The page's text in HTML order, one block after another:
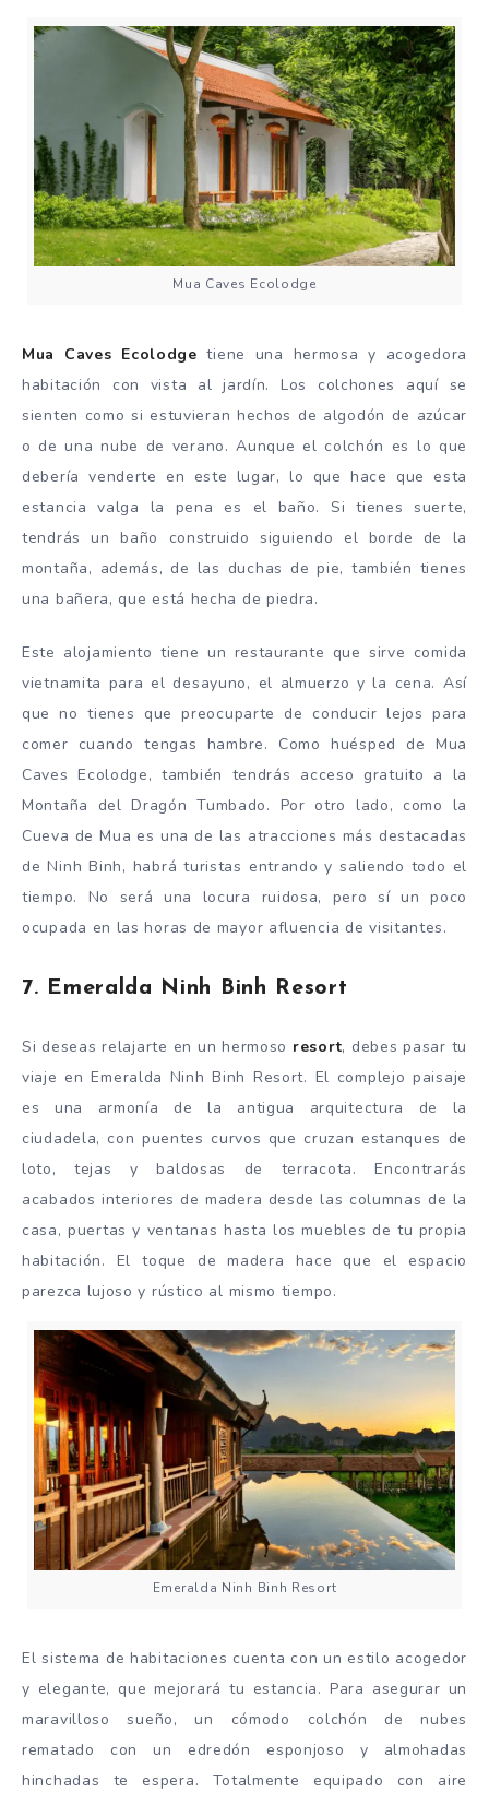
Mua Caves Ecolodge
Mua Caves Ecolodge tiene una hermosa y acogedora
habitación con vista al jardín. Los colchones aquí se
sienten como si estuvieran hechos de algodón de azúcar
o de una nube de verano. Aunque el colchón es lo que
debería venderte en este lugar, lo que hace que esta
estancia valga la pena es el baño. Si tienes suerte,
tendrás un baño construido siguiendo el borde de la
montaña, además, de las duchas de pie, también tienes
una bañera, que está hecha de piedra.
Este alojamiento tiene un restaurante que sirve comida
vietnamita para el desayuno, el almuerzo y la cena. Así
que no tienes que preocuparte de conducir lejos para
comer cuando tengas hambre. Como huésped de Mua
Caves Ecolodge, también tendrás acceso gratuito a la
Montaña del Dragón Tumbado. Por otro lado, como la
Cueva de Mua es una de las atracciones más destacadas
de Ninh Binh, habrá turistas entrando y saliendo todo el
tiempo. No será una locura ruidosa, pero sí un poco
ocupada en las horas de mayor afluencia de visitantes.
7. Emeralda Ninh Binh Resort
Si deseas relajarte en un hermoso resort, debes pasar tu
viaje en Emeralda Ninh Binh Resort. El complejo paisaje
es una armonía de la antigua arquitectura de la
ciudadela, con puentes curvos que cruzan estanques de
loto, tejas y baldosas de terracota. Encontrarás
acabados interiores de madera desde las columnas de la
casa, puertas y ventanas hasta los muebles de tu propia
habitación. El toque de madera hace que el espacio
parezca lujoso y rústico al mismo tiempo.
Emeralda Ninh Binh Resort
El sistema de habitaciones cuenta con un estilo acogedor
y elegante, que mejorará tu estancia. Para asegurar un
maravilloso sueño, un cómodo colchón de nubes
rematado con un edredón esponjoso y almohadas
hinchadas te espera. Totalmente equipado con aire